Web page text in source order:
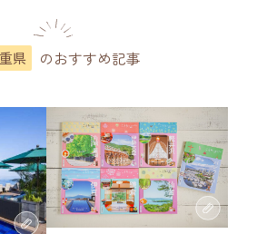
県 のおすすめ記事